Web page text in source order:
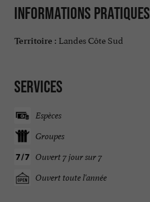
Informations pratiques
Territoire : Landes Côte Sud
Services
Espèces
Groupes
Ouvert 7 jour sur 7
Ouvert toute l'année